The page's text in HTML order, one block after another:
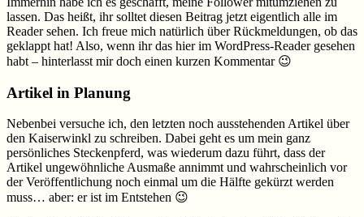
lassen. Das heißt, ihr solltet diesen Beitrag jetzt eigentlich alle im
Reader sehen. Ich freue mich natürlich über Rückmeldungen, ob das
geklappt hat! Also, wenn ihr das hier im WordPress-Reader gesehen
habt – hinterlasst mir doch einen kurzen Kommentar 😉
Artikel in Planung
Nebenbei versuche ich, den letzten noch ausstehenden Artikel über
den Kaiserwinkl zu schreiben. Dabei geht es um mein ganz
persönliches Steckenpferd, was wiederum dazu führt, dass der
Artikel ungewöhnliche Ausmaße annimmt und wahrscheinlich vor
der Veröffentlichung noch einmal um die Hälfte gekürzt werden
muss… aber: er ist im Entstehen 😉